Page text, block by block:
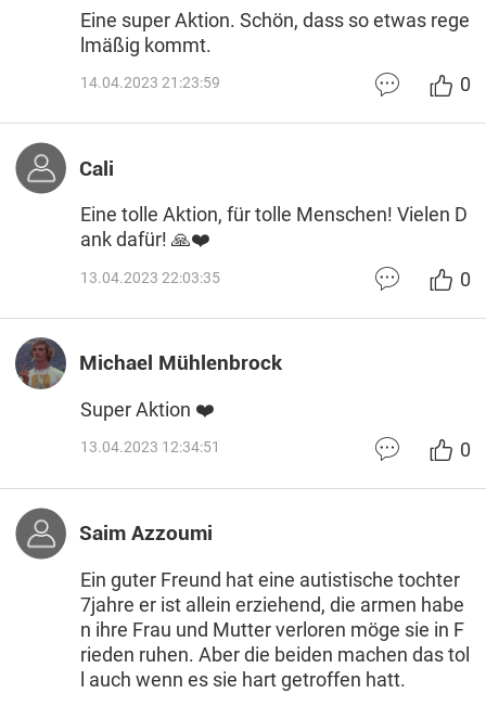
Eine super Aktion. Schön, dass so etwas rege
lmäßig kommt.
14.04.2023 21:23:59 0
Cali
Eine tolle Aktion, für tolle Menschen! Vielen D
ank dafür! 🙏❤️
13.04.2023 22:03:35 0
Michael Mühlenbrock
Super Aktion ❤️
13.04.2023 12:34:51 0
Saim Azzoumi
Ein guter Freund hat eine autistische tochter
7jahre er ist allein erziehend, die armen habe
n ihre Frau und Mutter verloren möge sie in F
rieden ruhen. Aber die beiden machen das tol
l auch wenn es sie hart getroffen hatt.